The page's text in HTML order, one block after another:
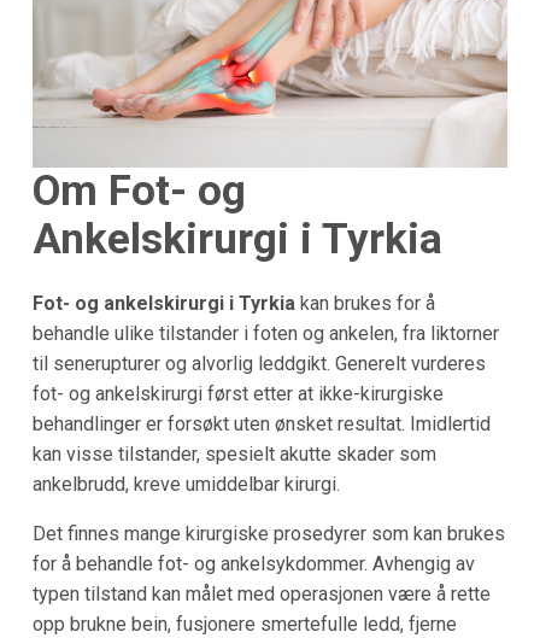
Om Fot- og
Ankelskirurgi i Tyrkia
Fot- og ankelskirurgi i Tyrkiakan brukes for å
behandle ulike tilstander i foten og ankelen, fra liktorner
til senerupturer og alvorlig leddgikt. Generelt vurderes
fot- og ankelskirurgi først etter at ikke-kirurgiske
behandlinger er forsøkt uten ønsket resultat. Imidlertid
kan visse tilstander, spesielt akutte skader som
ankelbrudd, kreve umiddelbar kirurgi.
Det finnes mange kirurgiske prosedyrer som kan brukes
for å behandle fot- og ankelsykdommer. Avhengig av
typen tilstand kan målet med operasjonen være å rette
opp brukne bein, fusjonere smertefulle ledd, fjerne